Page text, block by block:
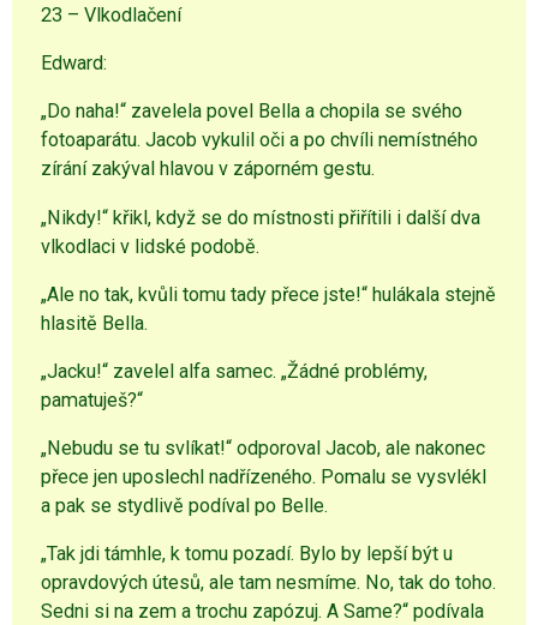
23 – Vlkodlačení
Edward:
„Do naha!“ zavelela povel Bella a chopila se svého
fotoaparátu. Jacob vykulil oči a po chvíli nemístného
zírání zakýval hlavou v záporném gestu.
„Nikdy!“ křikl, když se do místnosti přiřítili i další dva
vlkodlaci v lidské podobě.
„Ale no tak, kvůli tomu tady přece jste!“ hulákala stejně
hlasitě Bella.
„Jacku!“ zavelel alfa samec. „Žádné problémy,
pamatuješ?“
„Nebudu se tu svlíkat!“ odporoval Jacob, ale nakonec
přece jen uposlechl nadřízeného. Pomalu se vysvlékl
a pak se stydlivě podíval po Belle.
„Tak jdi támhle, k tomu pozadí. Bylo by lepší být u
opravdových útesů, ale tam nesmíme. No, tak do toho.
Sedni si na zem a trochu zapózuj. A Same?“ podívala